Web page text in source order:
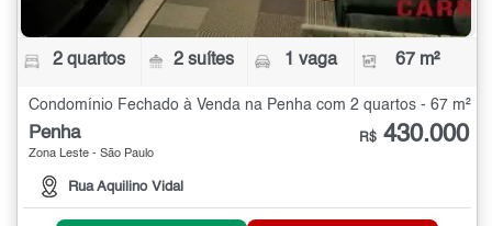
2 quartos 2 suítes 1 vaga 67 m²
Condomínio Fechado à Venda na Penha com 2 quartos - 67 m²
Penha
Zona Leste - São Paulo
Rua Aquilino Vidal
R$ 430.000